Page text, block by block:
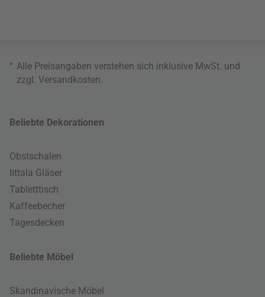
* Alle Preisangaben verstehen sich inklusive MwSt. und
zzgl. Versandkosten
Beliebte Dekorationen
Obstschalen
Iittala Gläser
Tabletttisch
Kaffeebecher
Tagesdecken
Beliebte Möbel
Skandinavische Möbel